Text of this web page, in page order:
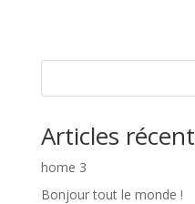
Articles
home 3
Bonjour tout le monde !